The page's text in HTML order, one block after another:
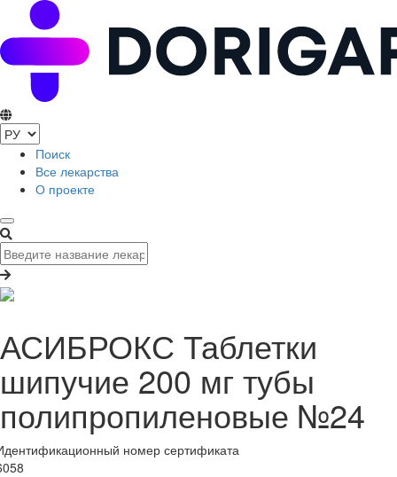
Поиск
Все лекарства
О проекте
АСИБРОКС Таблетки
шипучие 200 мг тубы
полипропиленовые №24
номер сертификата